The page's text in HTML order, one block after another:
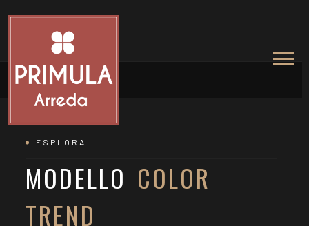
GALLERY
Showroom
ESPLORA
MODELLO COLOR
TREND